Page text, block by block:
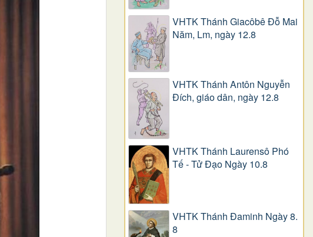
VHTK Thánh Giacôbê Ðỗ Mai
Năm, Lm, ngày 12.8
VHTK Thánh Antôn Nguyễn
Ðích, giáo dân, ngày 12.8
VHTK Thánh Laurensô Phó
Tế - Tử Đạo Ngày 10.8
VHTK Thánh Đaminh Ngày 8.
8